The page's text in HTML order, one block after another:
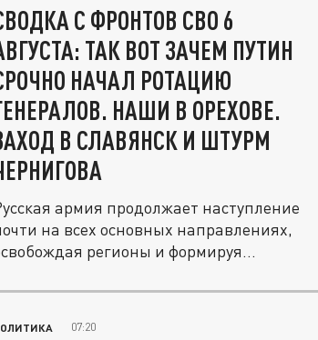
С ФРОНТОВ СВО 6
ТАК ВОТ ЗАЧЕМ ПУТИН
НАЧАЛ РОТАЦИЮ
НАШИ В ОРЕХОВЕ.
В СЛАВЯНСК И ШТУРМ
армия продолжает наступление
на всех основных направлениях,
регионы и формируя...
07:20